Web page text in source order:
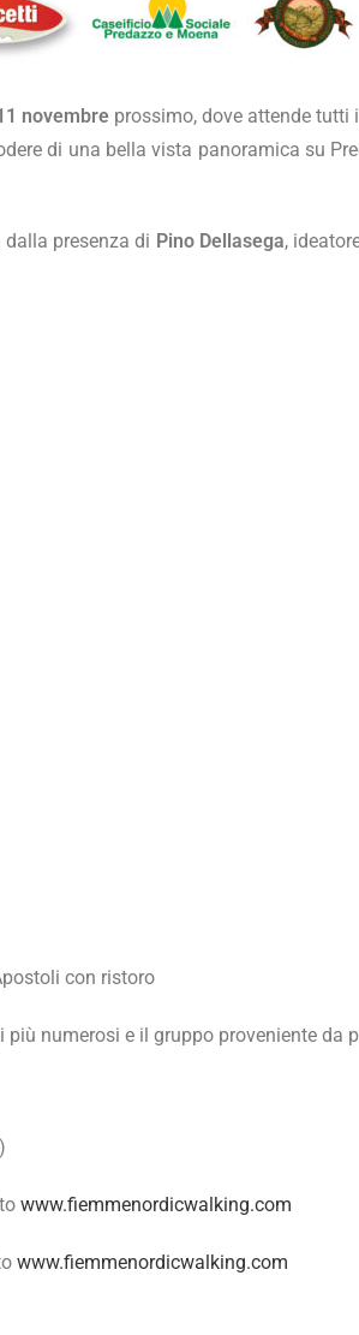
novembre prossimo, dove attende
di una bella vista panoramica su
presenza di Pino Dellasega,
con ristoro
numerosi e il gruppo proveniente
www.fiemmenordicwalking.com
www.fiemmenordicwalking.com